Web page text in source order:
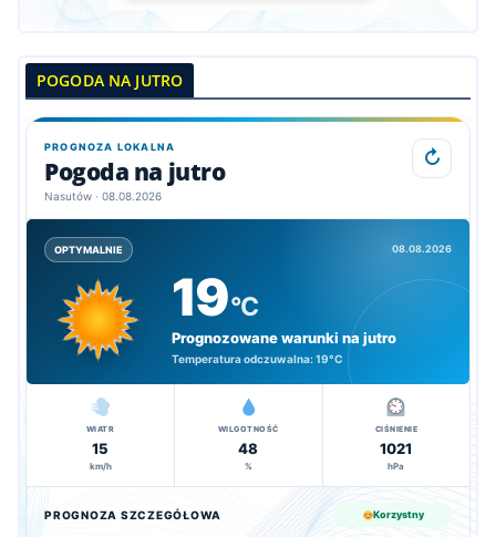
POGODA NA JUTRO
PROGNOZA LOKALNA
Pogoda na jutro
Nasutów · 08.08.2026
↻
OPTYMALNIE 08.08.2026
19°C
Prognozowane warunki na jutro
Temperatura odczuwalna:19°C
WIATR
15
km/h
WILGOTNOŚĆ
48
%
CIŚNIENIE
1021
hPa
PROGNOZA SZCZEGÓŁOWA Korzystny